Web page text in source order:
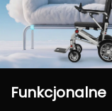
Funkcjonalne